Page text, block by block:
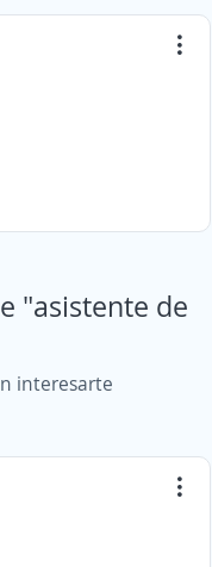
"asistente de
interesarte